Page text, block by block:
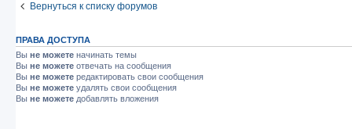
Вернуться к списку форумов
ПРАВА ДОСТУПА
Вы не можете начинать темы
Вы не можете отвечать на сообщения
Вы не можете редактировать свои сообщения
Вы не можете удалять свои сообщения
Вы не можете добавлять вложения